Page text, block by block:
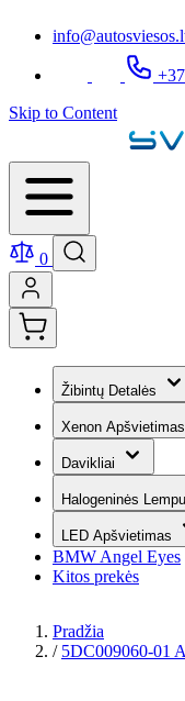
Skip to Content
0
Žibintų Detalės
Xenon Apšvietimas
Davikliai
Halogeninės
LED Apšvietimas
BMW Angel Eyes
Kitos prekės
Pradžia
/ 5DC009060-01